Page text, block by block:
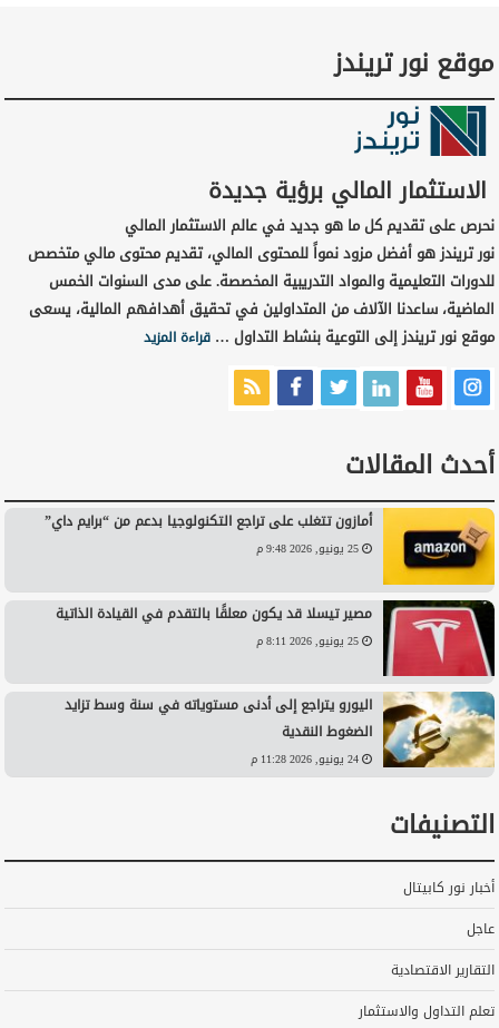
موقع نور تريندز
الاستثمار المالي برؤية جديدة
نحرص على تقديم كل ما هو جديد في عالم الاستثمار المالي
نور تريندز هو أفضل مزود نمواً للمحتوى المالي، تقديم محتوى مالي متخصص
للدورات التعليمية والمواد التدريبية المخصصة. على مدى السنوات الخمس
الماضية، ساعدنا الآلاف من المتداولين في تحقيق أهدافهم المالية، يسعى
موقع نور تريندز إلى التوعية بنشاط التداول …قراءة المزيد
أحدث المقالات
أمازون تتغلب على تراجع التكنولوجيا بدعم من “برايم داي”
25 يونيو, 2026 9:48 م
مصير تيسلا قد يكون معلقًا بالتقدم في القيادة الذاتية
25 يونيو, 2026 8:11 م
اليورو يتراجع إلى أدنى مستوياته في سنة وسط تزايد
الضغوط النقدية
24 يونيو, 2026 11:28 م
التصنيفات
أخبار نور كابيتال
عاجل
التقارير الاقتصادية
تعلم التداول والاستثمار